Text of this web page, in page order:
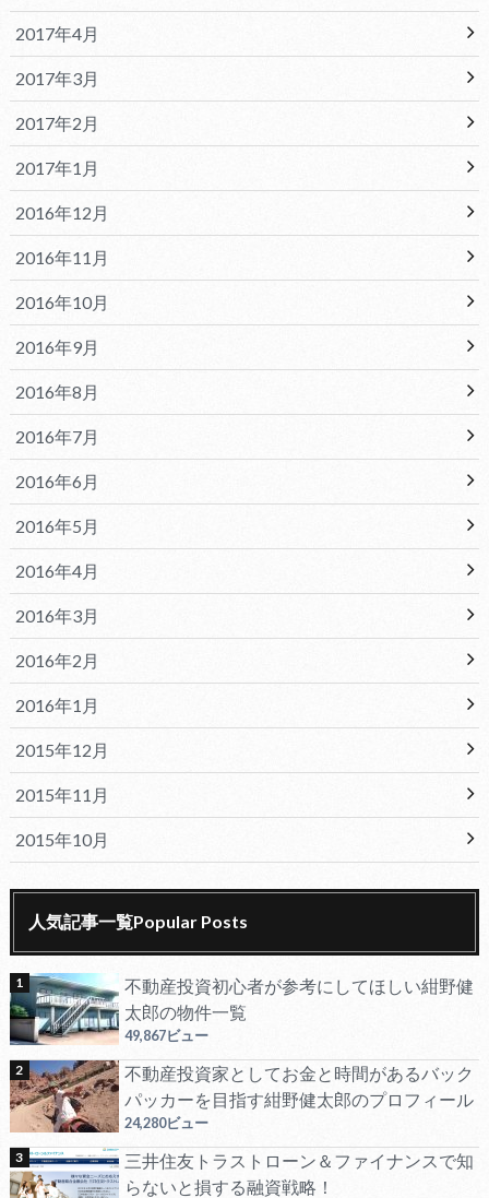
2017年4月
2017年3月
2017年2月
2017年1月
2016年12月
2016年11月
2016年10月
2016年9月
2016年8月
2016年7月
2016年6月
2016年5月
2016年4月
2016年3月
2016年2月
2016年1月
2015年12月
2015年11月
2015年10月
人気記事一覧Popular Posts
不動産投資初心者が参考にしてほしい紺野健
太郎の物件一覧
49,867ビュー
不動産投資家としてお金と時間があるバック
パッカーを目指す紺野健太郎のプロフィール
24,280ビュー
三井住友トラストローン＆ファイナンスで知
らないと損する融資戦略！